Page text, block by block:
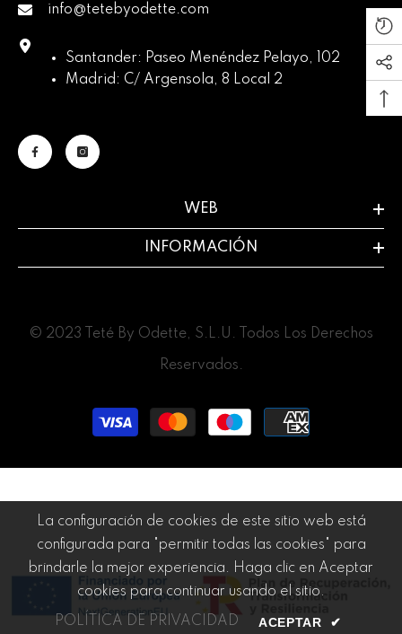
info@tetebyodette.com
Santander: Paseo Menéndez Pelayo, 102
Madrid: C/ Argensola, 8 Local 2
WEB
INFORMACIÓN
© 2023 Teté By Odette, S.L.U. Todos Los Derechos
Reservados.
Métodos
de
La configuración de cookies de este sitio web está
configurada para "permitir todas las cookies" para
brindarle la mejor experiencia. Haga clic en Aceptar
cookies para continuar usando el sitio.
POLÍTICA DE PRIVACIDAD ACEPTAR ✔